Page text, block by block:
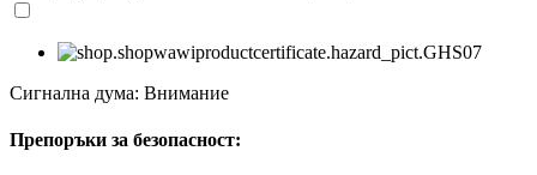
Сигнална дума: Внимание
Препоръки за безопасност: